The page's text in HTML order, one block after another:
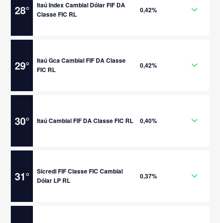
28°
Itaú Index Cambial Dólar FIF DA
Classe FIC RL
0,42%
29°
Itaú Gca Cambial FIF DA Classe
FIC RL
0,42%
30° Itaú Cambial FIF DA Classe FIC RL 0,40%
31°
Sicredi FIF Classe FIC Cambial
Dólar LP RL
0,37%